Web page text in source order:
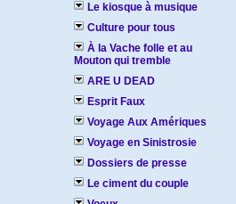
Le kiosque à musique
Culture pour tous
À la Vache folle et au
Mouton qui tremble
ARE U DEAD
Esprit Faux
Voyage Aux Amériques
Voyage en Sinistrosie
Dossiers de presse
Le ciment du couple